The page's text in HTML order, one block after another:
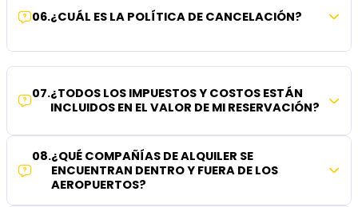
06.¿CUÁL ES LA POLÍTICA DE CANCELACIÓN?
07.¿TODOS LOS IMPUESTOS Y COSTOS ESTÁN
INCLUIDOS EN EL VALOR DE MI RESERVACIÓN?
08.¿QUÉ COMPAÑÍAS DE ALQUILER SE
ENCUENTRAN DENTRO Y FUERA DE LOS
AEROPUERTOS?